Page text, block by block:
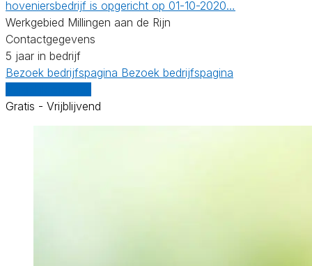
hoveniersbedrijf is opgericht op 01-10-2020…
Werkgebied Millingen aan de Rijn
Contactgegevens
5 jaar in bedrijf
Bezoek bedrijfspagina Bezoek bedrijfspagina
Gratis - Vrijblijvend